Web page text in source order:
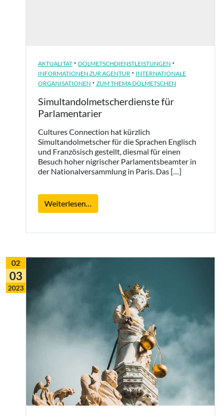
AKTUALITAT · DOLMETSCHDIENSTLEISTUNGEN ·
INFORMATIONEN ZUR AGENTUR · INTERNATIONALE
ORGANISATIONEN · ZUM THEMA DOLMETSCHEN
Simultandolmetscherdienste für
Parlamentarier
Cultures Connection hat kürzlich
Simultandolmetscher für die Sprachen Englisch
und Französisch gestellt, diesmal für einen
Besuch hoher nigrischer Parlamentsbeamter in
der Nationalversammlung in Paris. Das […]
Weiterlesen…
02
03
2023